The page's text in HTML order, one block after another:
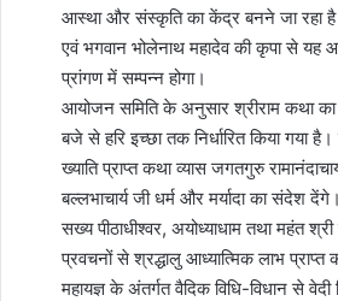
आस्था और संस्कृति का केंद्र बनने जा रहा है।
एवं भगवान भोलेनाथ महादेव की कृपा से यह
प्रांगण में सम्पन्न होगा।
आयोजन समिति के अनुसार श्रीराम कथा का
बजे से हरि इच्छा तक निर्धारित किया गया
ख्याति प्राप्त कथा व्यास जगतगुरु
बल्लभाचार्य जी धर्म और मर्यादा का संदेश
सख्य पीठाधीश्वर, अयोध्याधाम तथा महंत
प्रवचनों से श्रद्धालु आध्यात्मिक लाभ प्राप्त
महायज्ञ के अंतर्गत वैदिक विधि-विधान से वेदी